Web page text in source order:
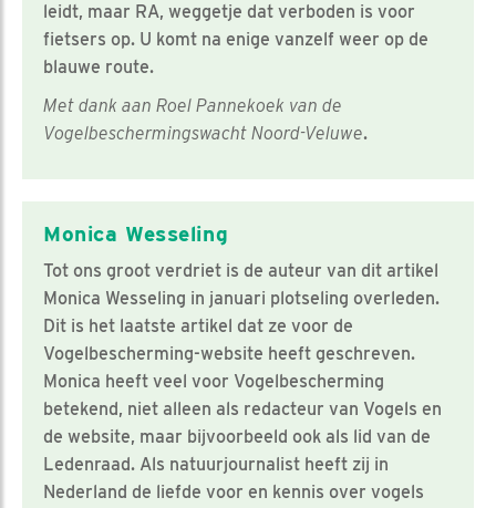
leidt, maar RA, weggetje dat verboden is voor
fietsers op. U komt na enige vanzelf weer op de
blauwe route.
Met dank aan Roel Pannekoek van de
Vogelbeschermingswacht Noord-Veluwe.
Monica Wesseling
Tot ons groot verdriet is de auteur van dit artikel
Monica Wesseling in januari plotseling overleden.
Dit is het laatste artikel dat ze voor de
Vogelbescherming-website heeft geschreven.
Monica heeft veel voor Vogelbescherming
betekend, niet alleen als redacteur van Vogels en
de website, maar bijvoorbeeld ook als lid van de
Ledenraad. Als natuurjournalist heeft zij in
Nederland de liefde voor en kennis over vogels